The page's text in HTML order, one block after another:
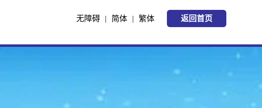
返回首页
繁体
|
简体
|
无障碍